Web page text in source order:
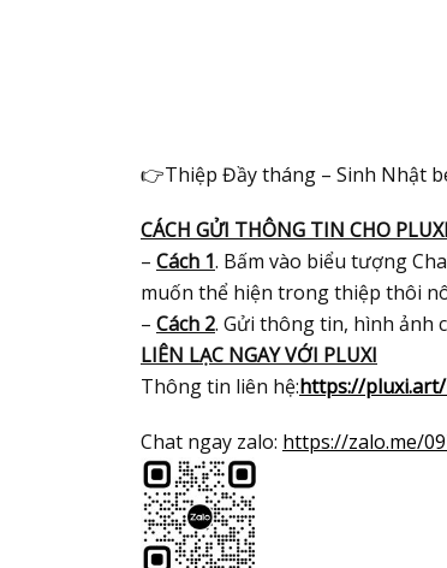
👉Thiệp Đầy tháng – Sinh Nhật
CÁCH GỬI THÔNG TIN CHO PLUXI
– Cách 1. Bấm vào biểu tượng
muốn thể hiện trong thiệp thôi
– Cách 2. Gửi thông tin, hình ảnh
LIÊN LẠC NGAY VỚI PLUXI
Thông tin liên hệ:https://
Chat ngay zalo: https://zalo.me/